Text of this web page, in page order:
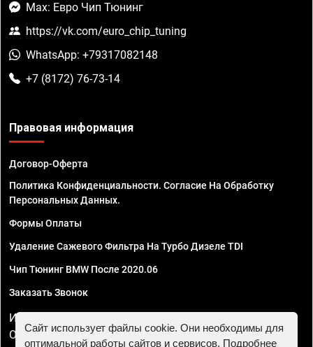
Max: Евро Чип Тюнинг
https://vk.com/euro_chip_tuning
WhatsApp: +79317082148
+7 (8172) 76-73-14
Правовая информация
Договор-Оферта
Политика Конфиденциальности. Согласие На Обработку
Персональных Данных.
Формы Оплаты
Удаление Сажевого Фильтра На Турбо Дизеле TDI
Чип Тюнинг BMW После 2020.06
Заказать Звонок
ИП Смирнов Георгий Павлович. ИНН 781302555843,
ОГРНИП 324470400032610
Сайт использует файлы cookie. Они необходимы для
оптимальной работы сайтов и сервисов. Подробнее